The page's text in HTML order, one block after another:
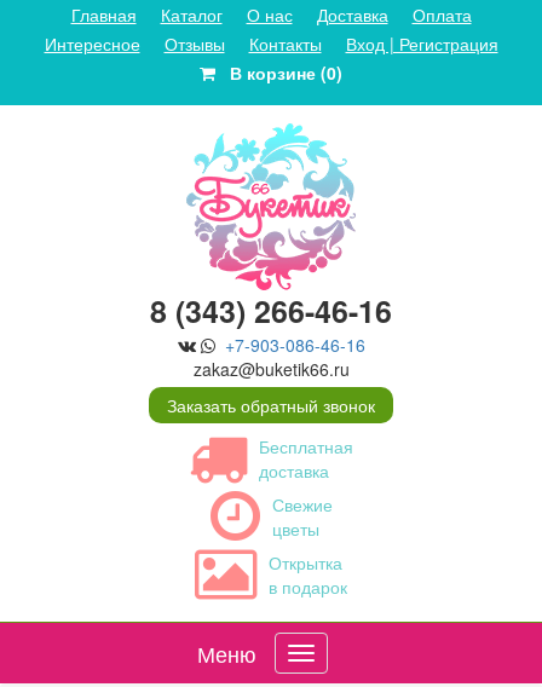
Главная Каталог О нас Доставка
Оплата
Интересное
Отзывы Контакты
Вход | Регистрация
В корзине (0)
8 (343) 266-46-16
+7-903-086-46-16
zakaz@buketik66.ru
Заказать обратный звонок
Бесплатная
доставка
Свежие
цветы
Открытка
в подарок
Меню